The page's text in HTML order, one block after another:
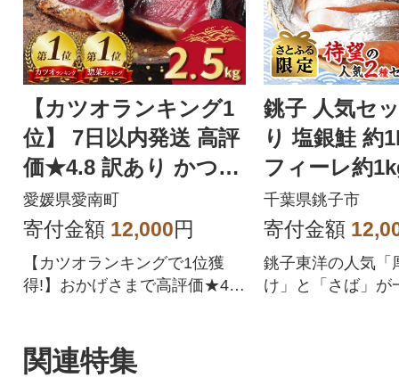
【カツオランキング1
位】 7日以内発送 高評
価★4.8 訳あり かつお
のたたき 2.5kg
愛媛県愛南町
寄付金額 12,000円
【カツオランキングで1位獲
得!】おかげさまで高評価★4.
んや柑橘だけじゃない!太平洋
でとれたかつおは高知(土佐)に
銚子 人気セ
り 塩銀鮭 約
フィーレ約
2.0kg【さと
定】
千葉県銚子市
寄付金額
銚子東洋の人気「
け」と「さば」が
関連特集